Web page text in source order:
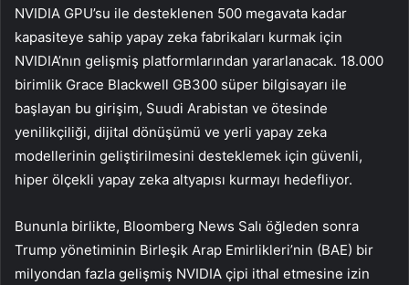
NVIDIA GPU’su ile desteklenen 500 megavata kadar
kapasiteye sahip yapay zeka fabrikaları kurmak için
NVIDIA’nın gelişmiş platformlarından yararlanacak. 18.000
birimlik Grace Blackwell GB300 süper bilgisayarı ile
başlayan bu girişim, Suudi Arabistan ve ötesinde
yenilikçiliği, dijital dönüşümü ve yerli yapay zeka
modellerinin geliştirilmesini desteklemek için güvenli,
hiper ölçekli yapay zeka altyapısı kurmayı hedefliyor.
Bununla birlikte, Bloomberg News Salı öğleden sonra
Trump yönetiminin Birleşik Arap Emirlikleri’nin (BAE) bir
milyondan fazla gelişmiş NVIDIA çipi ithal etmesine izin